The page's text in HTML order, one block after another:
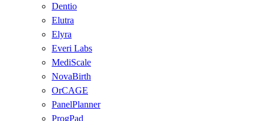
Dentio
Elutra
Elyra
Everi Labs
MediScale
NovaBirth
OrCAGE
PanelPlanner
ProgPad